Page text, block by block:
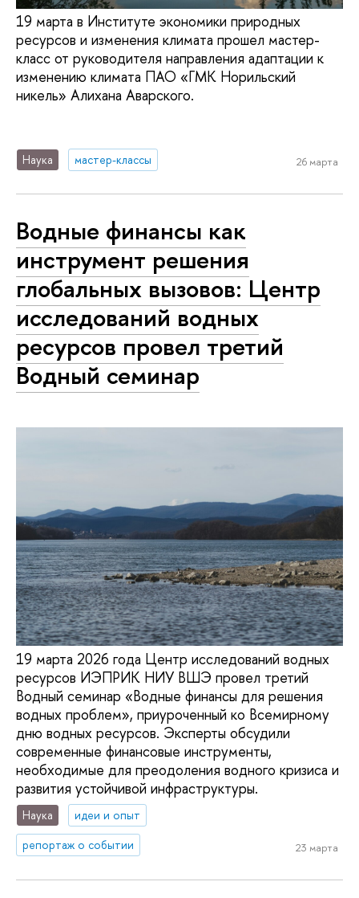
19 марта в Институте экономики природных
ресурсов и изменения климата прошел мастер-
класс от руководителя направления адаптации к
изменению климата ПАО «ГМК Норильский
никель» Алихана Аварского.
Наука мастер-классы 26 марта
Водные финансы как
инструмент решения
глобальных вызовов: Центр
исследований водных
ресурсов провел третий
Водный семинар
19 марта 2026 года Центр исследований водных
ресурсов ИЭПРИК НИУ ВШЭ провел третий
Водный семинар «Водные финансы для решения
водных проблем», приуроченный ко Всемирному
дню водных ресурсов. Эксперты обсудили
современные финансовые инструменты,
необходимые для преодоления водного кризиса и
развития устойчивой инфраструктуры.
Наука
идеи и опыт
репортаж о событии
23 марта